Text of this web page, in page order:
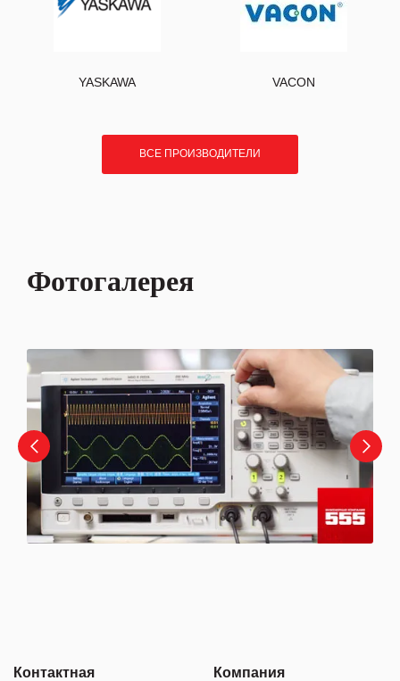
YASKAWA VACON
ВСЕ ПРОИЗВОДИТЕЛИ
Фотогалерея
Контактная
Компания